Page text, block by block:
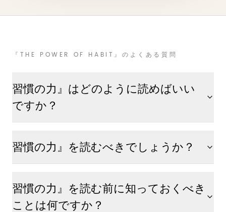
『THE POWER OF HABIT』のよくある質問
習慣の力』はどのように読めばいい
ですか？
習慣の力』を読むべきでしょうか？
習慣の力』を読む前に知っておくべき
ことは何ですか？